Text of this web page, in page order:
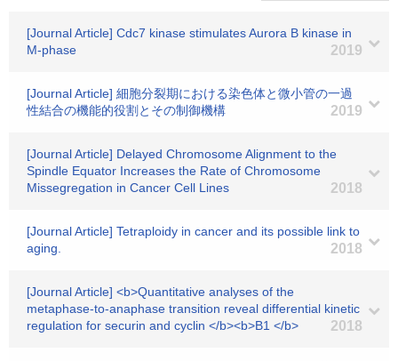
[Journal Article] Cdc7 kinase stimulates Aurora B kinase in
M-phase
2019
[Journal Article] 細胞分裂期における染色体と微小管の一過
性結合の機能的役割とその制御機構
2019
[Journal Article] Delayed Chromosome Alignment to the
Spindle Equator Increases the Rate of Chromosome
Missegregation in Cancer Cell Lines
2018
[Journal Article] Tetraploidy in cancer and its possible link to
aging.
2018
[Journal Article] <b>Quantitative analyses of the
metaphase-to-anaphase transition reveal differential kinetic
regulation for securin and cyclin </b><b>B1 </b>
2018